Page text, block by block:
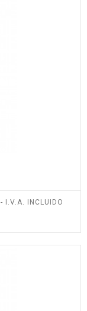
I.V.A. INCLUIDO